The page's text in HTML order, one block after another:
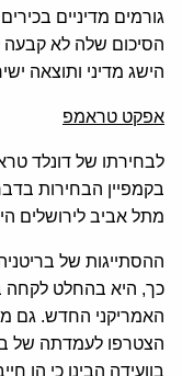
גורמים מדיניים
הסיכום שלה לא קבעה
הישג מדיני ותוצאה
אפקט טראמפ
לבחירתו של דונלד
בקמפיין הבחירות
מתל אביב לירושלים
ההסתייגות של
כך, היא בהחלט לקחה
האמריקני החדש. גם
הצטרפו לעמדתה של
בוועידה הבינו כי